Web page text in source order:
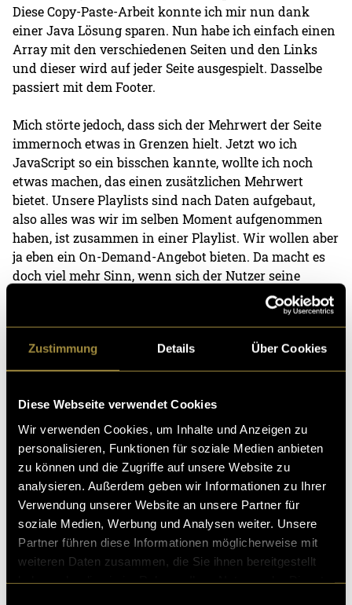
Zustimmung Details Über Cookies
Diese Webseite verwendet Cookies
Wir verwenden Cookies, um Inhalte und Anzeigen zu
personalisieren, Funktionen für soziale Medien anbieten
zu können und die Zugriffe auf unsere Website zu
analysieren. Außerdem geben wir Informationen zu Ihrer
Verwendung unserer Website an unsere Partner für
soziale Medien, Werbung und Analysen weiter. Unsere
Partner führen diese Informationen möglicherweise mit
weiteren Daten zusammen, die Sie ihnen bereitgestellt
Diese Copy-Paste-Arbeit konnte ich mir nun dank
einer Java Lösung sparen. Nun habe ich einfach einen
Array mit den verschiedenen Seiten und den Links
und dieser wird auf jeder Seite ausgespielt. Dasselbe
passiert mit dem Footer.
Mich störte jedoch, dass sich der Mehrwert der Seite
immernoch etwas in Grenzen hielt. Jetzt wo ich
JavaScript so ein bisschen kannte, wollte ich noch
etwas machen, das einen zusätzlichen Mehrwert
bietet. Unsere Playlists sind nach Daten aufgebaut,
also alles was wir im selben Moment aufgenommen
haben, ist zusammen in einer Playlist. Wir wollen aber
ja eben ein On-Demand-Angebot bieten. Da macht es
doch viel mehr Sinn, wenn sich der Nutzer seine
Folgen nach Themen aussuchen kann. Also
programmierte ich die „Folgen“-Seite so, dass man mit
einem Filter angeben kann welche Themen einen
interessieren und es werden dann die passenden
Folgen angezeigt.
Zu guter Letzt musste ich die Seite dann noch
responsive machen, so dass sie auch auf Tablets und
Handys funktioniert. Das hat mehr oder weniger
einfach geklappt, da ich von Anfang an viel auf
relative Messwerte setzte. Die Webseite befindet sich
hier.
(eli)